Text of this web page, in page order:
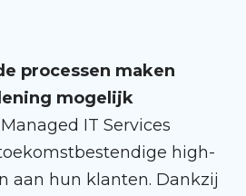
processen maken
mogelijk
IT Services
high-
aan hun klanten. Dankzij